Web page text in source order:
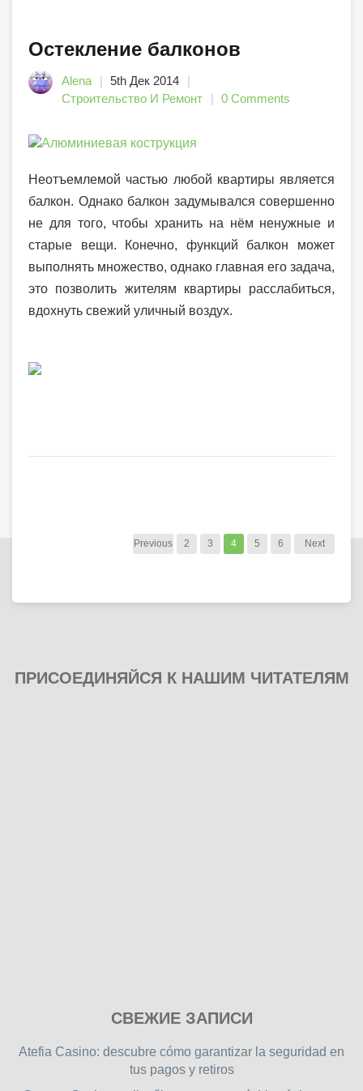
Остекление балконов
Alena
5th Дек 2014
Строительство И Ремонт
0 Comments
Неотъемлемой частью любой квартиры является
балкон. Однако балкон задумывался совершенно
не для того, чтобы хранить на нём ненужные и
старые вещи. Конечно, функций балкон может
выполнять множество, однако главная его задача,
это позволить жителям квартиры расслабиться,
вдохнуть свежий уличный воздух.
Previous 2 3 4 5 6 Next
ПРИСОЕДИНЯЙСЯ К НАШИМ ЧИТАТЕЛЯМ
free
СВЕЖИЕ ЗАПИСИ
Atefia Casino: descubre cómo garantizar la seguridad en
tus pagos y retiros